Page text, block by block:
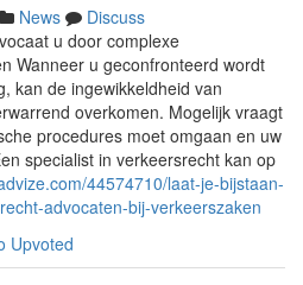
News
Discuss
u door complexe
Wanneer u geconfronteerd wordt
kan de ingewikkeldheid van
overkomen. Mogelijk vraagt
procedures moet omgaan en uw
specialist in verkeersrecht kan op
44574710/laat-je-bijstaan-
advocaten-bij-verkeerszaken
Upvoted